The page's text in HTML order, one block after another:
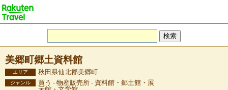
美郷町郷土資料館
エリア 秋田県仙北郡美郷町
ジャンル
買う - 物産販売所 - 資料館・郷土館・展